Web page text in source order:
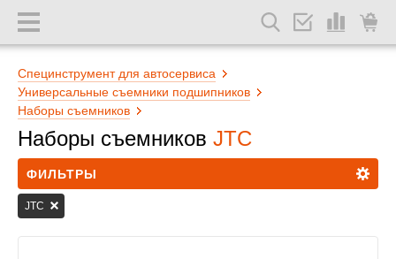
Специнструмент для автосервиса
Универсальные съемники подшипников
Наборы съемников
Наборы съемников JTC
ФИЛЬТРЫ
JTC